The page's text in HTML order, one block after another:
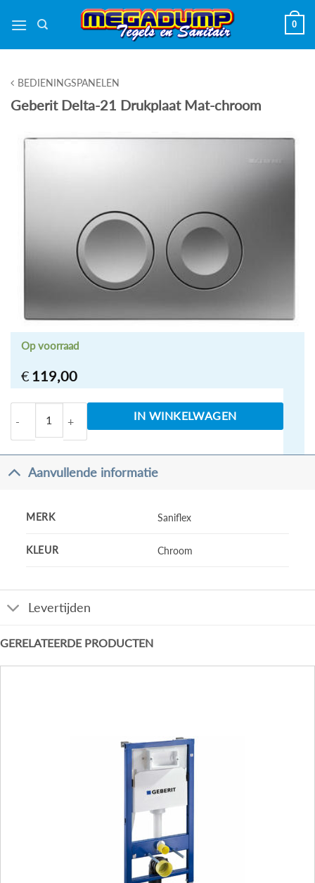
naar
0
BEDIENINGSPANELEN
Geberit Delta-21 Drukplaat Mat-chroom
€ 119,00
Op voorraad
Geberit Delta-21 Drukplaat Mat-chroom aantal
IN WINKELWAGEN
Aanvullende informatie
MERK Saniflex
KLEUR Chroom
Levertijden
GERELATEERDE PRODUCTEN